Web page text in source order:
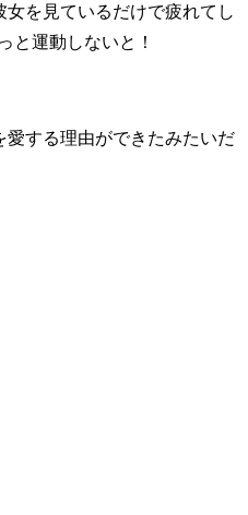
を見ているだけで疲れてし
と運動しないと！
する理由ができたみたいだ